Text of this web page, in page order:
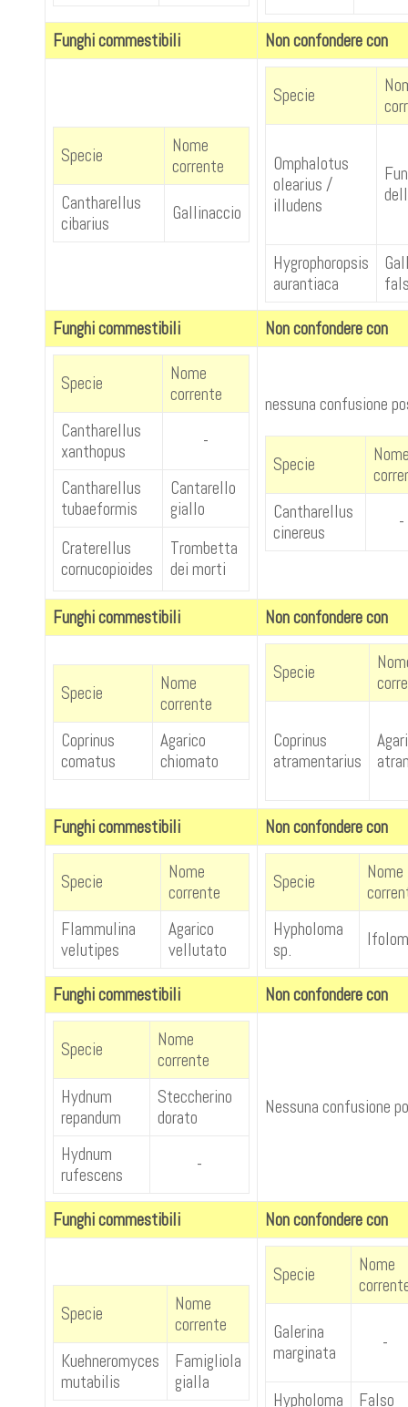
Funghi commestibili Non confondere con
Specie
Nome
corrente
Cantharellus
cibarius
Gallinaccio
Specie
Omphalotus
olearius /
illudens
Hygrophoropsis
aurantiaca
Funghi commestibili
Non confondere con
Specie
Nome
corrente
Cantharellus
xanthopus
-
Cantharellus
tubaeformis
Cantarello
giallo
Craterellus
cornucopioides
Trombetta
dei morti
nessuna confusione
Specie
Cantharellus
cinereus
-
Funghi commestibili Non confondere con
Specie
Nome
corrente
Coprinus
comatus
Agarico
chiomato
Specie
Coprinus
atramentarius
Funghi commestibili Non confondere con
Specie
Nome
corrente
Flammulina
velutipes
Agarico
vellutato
Specie
Nome
Hypholoma
sp.
Funghi commestibili Non confondere con
Specie
Nome
corrente
Hydnum
repandum
Steccherino
dorato
Hydnum
rufescens
-
Nessuna confusione
Funghi commestibili Non confondere con
Specie
Nome
corrente
Kuehneromyces
mutabilis
Famigliola
gialla
Specie
Nome
Galerina
marginata
-
Hypholoma Falso